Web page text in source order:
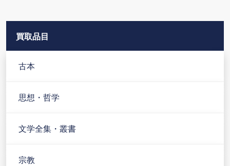
買取品目
古本
思想・哲学
文学全集・叢書
宗教